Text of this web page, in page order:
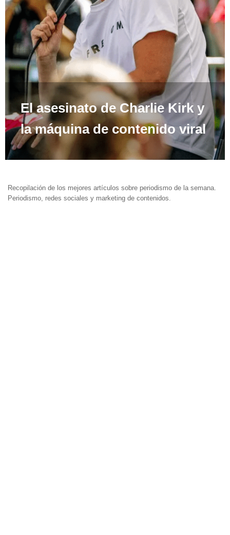
El asesinato de Charlie Kirk y
la máquina de contenido viral
Recopilación de los mejores artículos sobre periodismo de la semana.
Periodismo, redes sociales y marketing de contenidos.